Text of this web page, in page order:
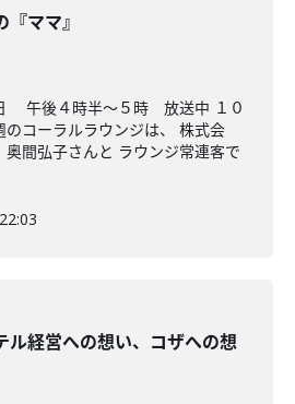
『ママ』
午後４時半～５時 放送中 １０
コーラルラウンジは、 株式会
間弘子さんと ラウンジ常連客で
ル経営への想い、コザへの想